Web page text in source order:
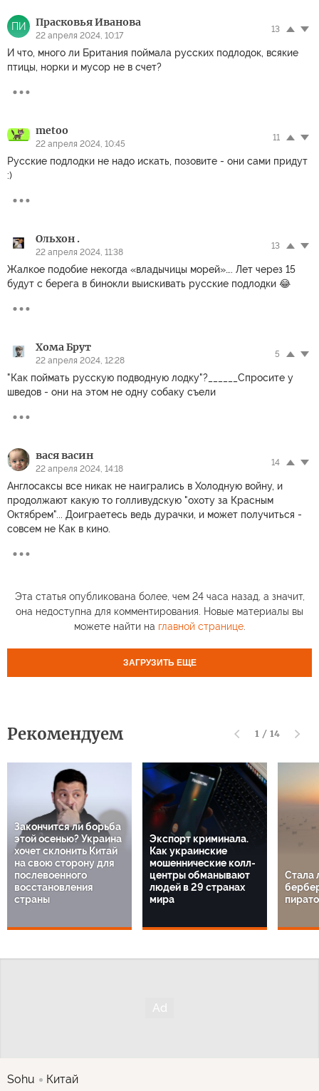
ПИ Прасковья Иванова
22 апреля 2024, 10:17
13
И что, много ли Британия поймала русских подлодок, всякие
птицы, норки и мусор не в счет?
metoo
22 апреля 2024, 10:45
11
Русские подлодки не надо искать, позовите - они сами придут
:)
Ольхон .
22 апреля 2024, 11:38
13
Жалкое подобие некогда «владычицы морей»…. Лет через 15
будут с берега в бинокли выискивать русские подлодки 😂
Хома Брут
22 апреля 2024, 12:28
5
"Как поймать русскую подводную лодку"?______Спросите у
шведов - они на этом не одну собаку съели
вася васин
22 апреля 2024, 14:18
14
Англосаксы все никак не наигрались в Холодную войну, и
продолжают какую то голливудскую "охоту за Красным
Октябрем"... Доиграетесь ведь дурачки, и может получиться -
совсем не Как в кино.
Эта статья опубликована более, чем 24 часа назад, а значит,
она недоступна для комментирования. Новые материалы вы
можете найти на главной странице.
ЗАГРУЗИТЬ ЕЩЕ
Рекомендуем 1 / 14
Закончится ли борьба
этой осенью? Украина
хочет склонить Китай
на свою сторону для
послевоенного
восстановления
страны
Экспорт криминала.
Как украинские
мошеннические колл-
центры обманывают
людей в 29 странах
мира
Стала
Sohu Китай